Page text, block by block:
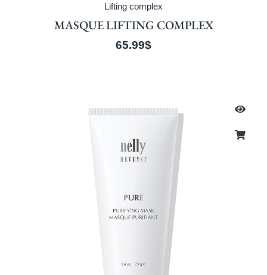
Lifting complex
MASQUE LIFTING COMPLEX
65.99$